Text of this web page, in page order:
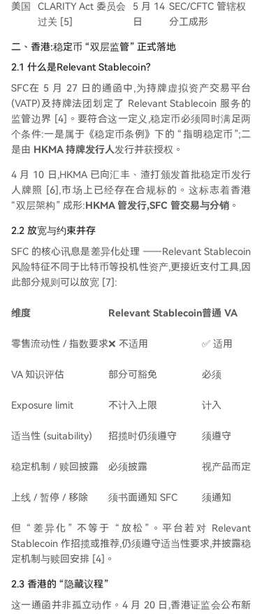
美国
CLARITY Act 委员会
过关 [5]
5 月 14
日
SEC/CFTC 管辖权
分工成形
二、香港:稳定币 “双层监管” 正式落地
2.1 什么是Relevant Stablecoin?
SFC在 5 月 27 日的通函中,为持牌虚拟资产交易平台
(VATP)及持牌法团划定了 Relevant Stablecoin 服务的
监管边界 [4]。要符合这一定义,稳定币必须同时满足两
个条件:一是属于《稳定币条例》下的 “指明稳定币”;二
是由 HKMA持牌发行人发行并获授权。
4 月 10 日,HKMA 已向汇丰、渣打颁发首批稳定币发行
人牌照 [6],市场上已经存在合规标的。这标志着香港
“双层架构” 成形:HKMA 管发行,SFC 管交易与分销 。
2.2 放宽与约束并存
SFC 的核心讯息是差异化处理 ——Relevant Stablecoin
风险特征不同于比特币等投机性资产,更接近支付工具,因
此部分规则可以放宽 [7]:
维度 Relevant Stablecoin普通 VA
零售流动性 / 指数要求❌ 不适用 ✅ 适用
VA 知识评估 部分可豁免 必须
Exposure limit 不计入上限 计入
适当性 (suitability) 招揽时仍须遵守 须遵守
稳定机制 / 赎回披露 必须披露 视产品而定
上线 / 暂停 / 移除 须书面通知 SFC 须通知
但 “差异化” 不等于 “放松”。平台若对 Relevant
Stablecoin 作招揽或推荐,仍须遵守适当性要求,并披露稳
定机制与赎回安排 [4]。
2.3 香港的 “隐藏议程”
这一通函并非孤立动作。4 月 20 日,香港证监会公布新